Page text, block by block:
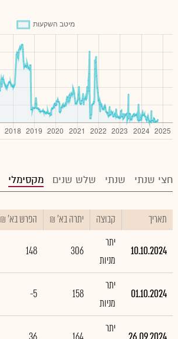
חצי שנתי שנתי שלש שנים מקסימלי
תאריך קבוצה יתרה בא' ₪ הפרש בא' ₪
10.10.2024
יתר
מניות
306
148
01.10.2024
יתר
מניות
158
-5
יתר